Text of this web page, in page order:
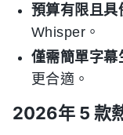
預算有限且具
Whisper。
僅需簡單字幕
更合適。
2026年 5 款